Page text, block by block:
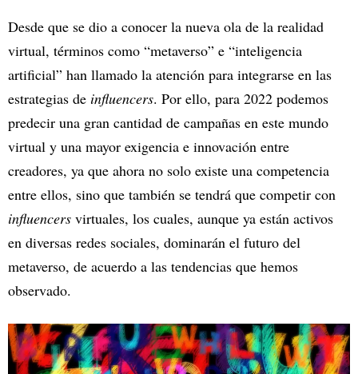
Desde que se dio a conocer la nueva ola de la realidad
virtual, términos como “metaverso” e “inteligencia
artificial” han llamado la atención para integrarse en las
estrategias de influencers. Por ello, para 2022 podemos
predecir una gran cantidad de campañas en este mundo
virtual y una mayor exigencia e innovación entre
creadores, ya que ahora no solo existe una competencia
entre ellos, sino que también se tendrá que competir con
influencers virtuales, los cuales, aunque ya están activos
en diversas redes sociales, dominarán el futuro del
metaverso, de acuerdo a las tendencias que hemos
observado.